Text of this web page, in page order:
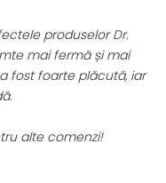
produselor Dr.
mai fermă și mai
fost foarte plăcută, iar
alte comenzi!